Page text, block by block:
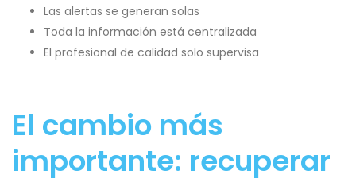
Las alertas se generan solas
Toda la información está centralizada
El profesional de calidad solo supervisa
El cambio más
importante: recuperar